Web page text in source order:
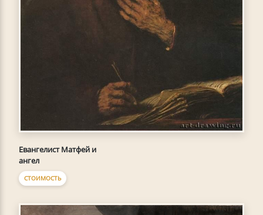
Евангелист Матфей и
ангел
СТОИМОСТЬ